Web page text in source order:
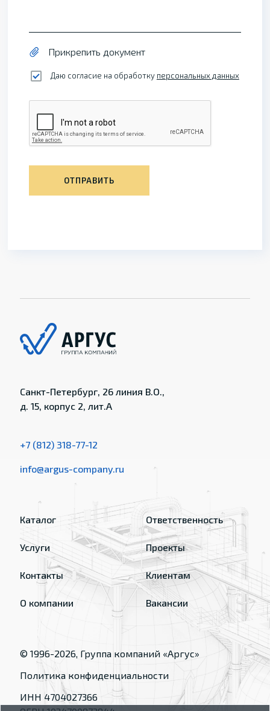
Прикрепить документ
Даю согласие на обработку персональных данных
ОТПРАВИТЬ
Санкт-Петербург, 26 линия В.О.,
д. 15, корпус 2, лит.А
+7 (812) 318-77-12
info@argus-company.ru
Каталог
Услуги
Контакты
О компании
Ответственность
Проекты
Клиентам
Вакансии
© 1996-2026, Группа компаний «Аргус»
Политика конфиденциальности
ИНН 4704027366